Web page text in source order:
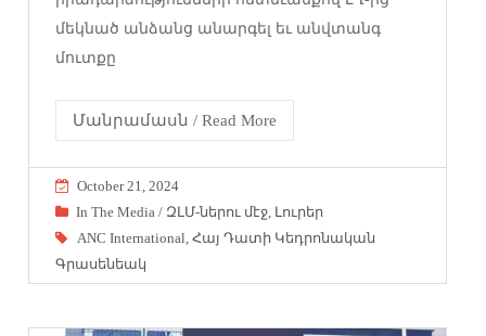
մեկնած անձանց անարգել եւ անվտանգ
մուտքը
Մանրամասն / Read More
October 21, 2024
In The Media / ԶԼՄ-ներու մէջ, Լուրեր
ANC International,Հայ Դատի Կեդրոնական
Գրասենեակ